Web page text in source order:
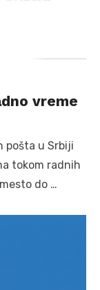
vreme
pošta u Srbiji
tokom radnih
do …